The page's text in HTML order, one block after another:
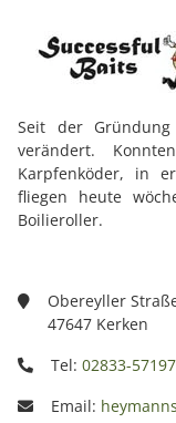
Seit der
verändert.
Karpfenköder, in
fliegen heute
Boilieroller.
Obereyller
47647 Kerken
Tel: 02833-
Email: